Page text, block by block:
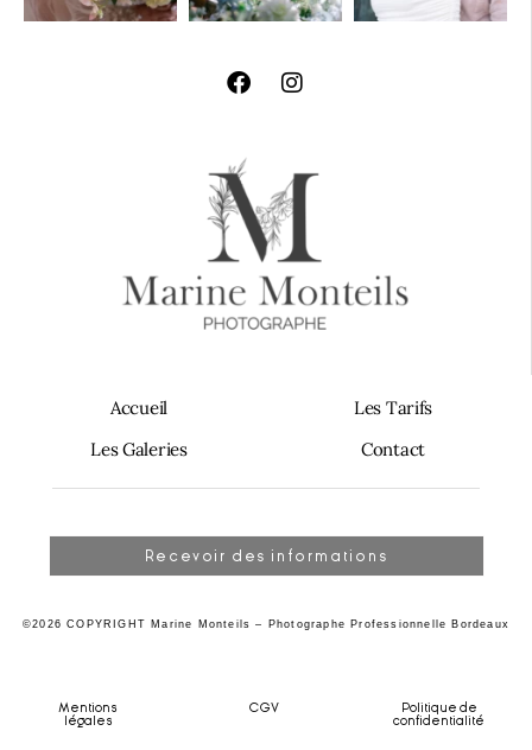
Accueil
Les Tarifs
Les Galeries
Contact
Recevoir des informations
©2026 COPYRIGHT Marine Monteils – Photographe Professionnelle Bordeaux
Mentions
légales
CGV
Politique de
confidentialité